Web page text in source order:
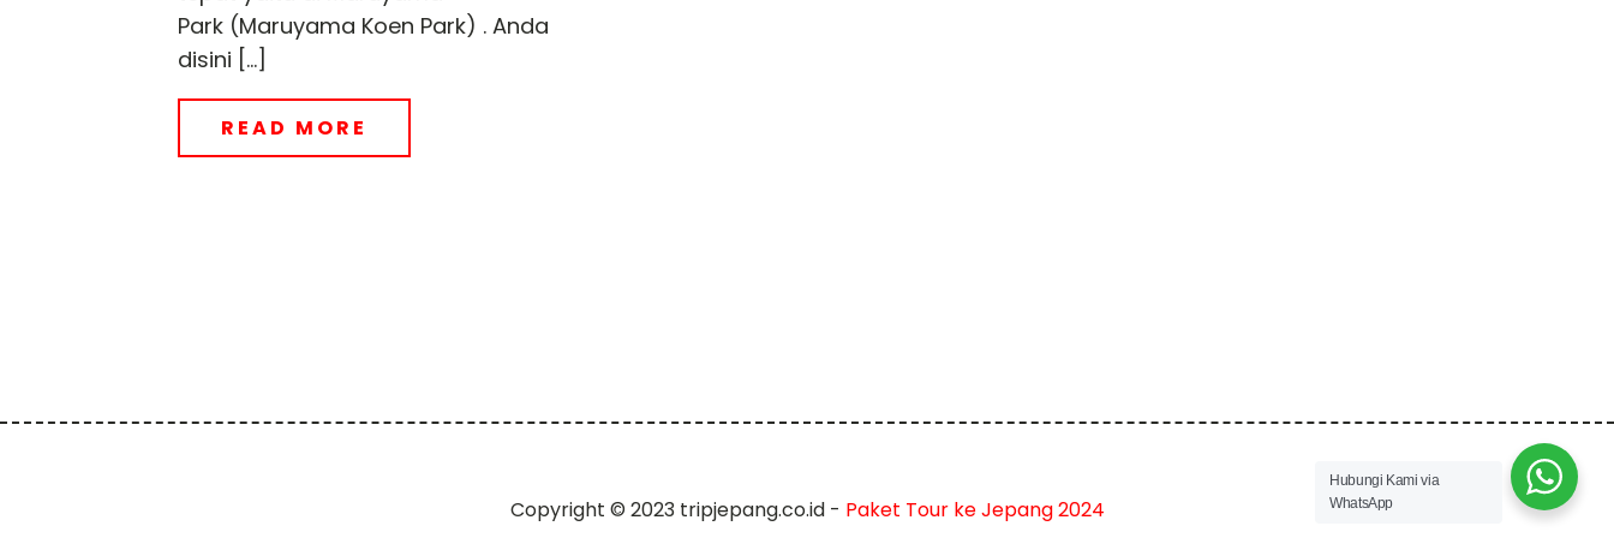
Park (Maruyama Koen Park) . Anda
disini […]
READ MORE
Copyright © 2023 tripjepang.co.id - Paket Tour ke Jepang 2024
Hubungi Kami via
WhatsApp